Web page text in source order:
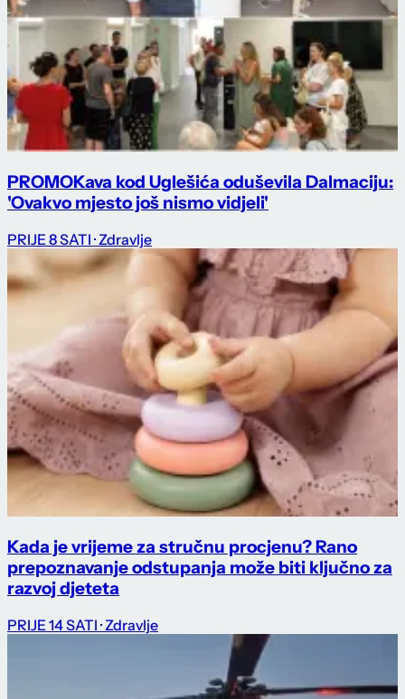
PROMOKava kod Uglešića oduševila Dalmaciju:
'Ovakvo mjesto još nismo vidjeli'
PRIJE 8 SATI · Zdravlje
Kada je vrijeme za stručnu procjenu? Rano
prepoznavanje odstupanja može biti ključno za
razvoj djeteta
PRIJE 14 SATI · Zdravlje